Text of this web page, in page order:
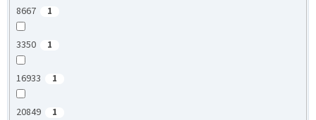
8667 1
3350 1
16933 1
20849 1